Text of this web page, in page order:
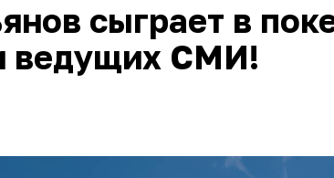
сыграет в
ведущих СМИ!